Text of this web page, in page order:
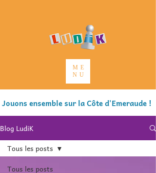
ME
NU
Jouons ensemble sur la Côte d'Emeraude !
Blog LudiK
Tous les posts
Tous les posts